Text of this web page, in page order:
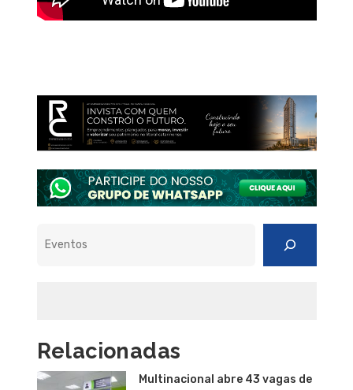
Relacionadas
Multinacional abre 43 vagas de